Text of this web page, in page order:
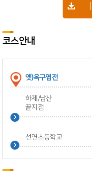
코스안내
옛)옥구염전
하제/남산
끝지점
선연초등학교